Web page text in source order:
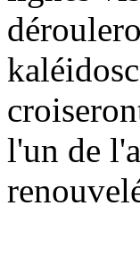
l'un de